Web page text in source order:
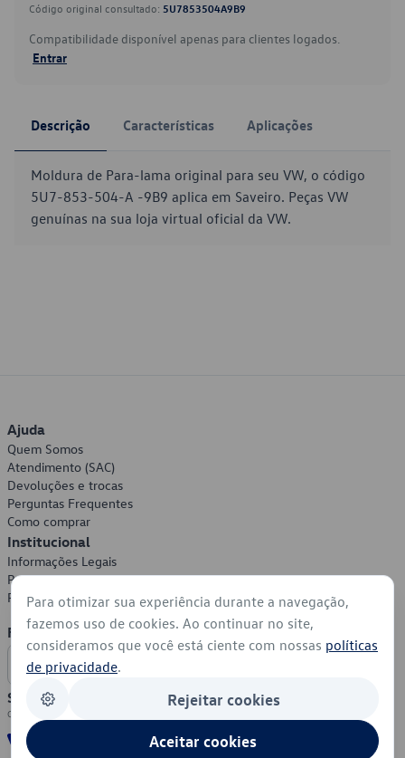
Código original consultado: 5U7853504A9B9
Compatibilidade disponível apenas para clientes logados.
Entrar
Descrição Características Aplicações
Moldura de Para-lama original para seu VW, o código
5U7-853-504-A -9B9 aplica em Saveiro. Peças VW
genuínas na sua loja virtual oficial da VW.
Ajuda
Quem Somos
Atendimento (SAC)
Devoluções e trocas
Perguntas Frequentes
Como comprar
Institucional
Informações Legais
Política de Privacidade
Política de Cookies
Formas de Pagamento
Segurança
Para otimizar sua experiência durante a navegação,
fazemos uso de cookies. Ao continuar no site,
consideramos que você está ciente com nossas políticas
de privacidade.
Rejeitar cookies
Aceitar cookies